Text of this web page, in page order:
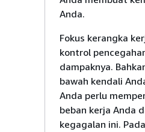
Anda.
Fokus kerangka
kontrol
dampaknya.
bawah kendali
Anda perlu
beban kerja Anda
kegagalan ini.